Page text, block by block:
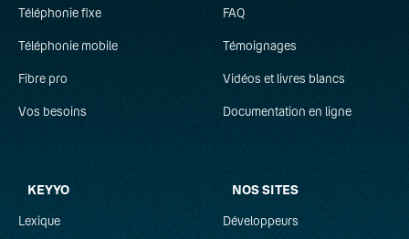
Téléphonie fixe
Téléphonie mobile
Fibre pro
Vos besoins
FAQ
Témoignages
Vidéos et livres blancs
Documentation en ligne
KEYYO
Lexique
NOS SITES
Développeurs